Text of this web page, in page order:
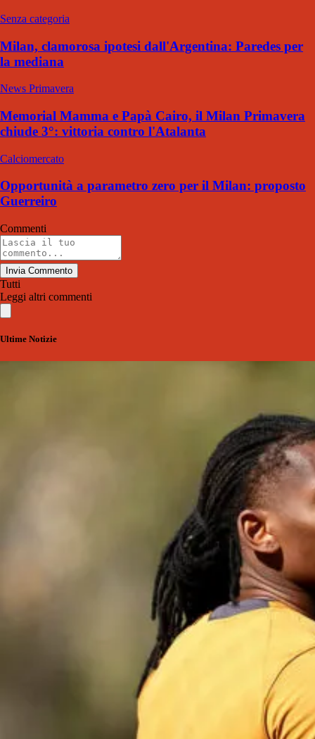
Senza categoria
Milan, clamorosa ipotesi dall'Argentina: Paredes per
la mediana
News Primavera
Memorial Mamma e Papà Cairo, il Milan Primavera
chiude 3°: vittoria contro l'Atalanta
Calciomercato
Opportunità a parametro zero per il Milan: proposto
Guerreiro
Commenti
Invia Commento
Tutti
Leggi altri commenti
Ultime Notizie